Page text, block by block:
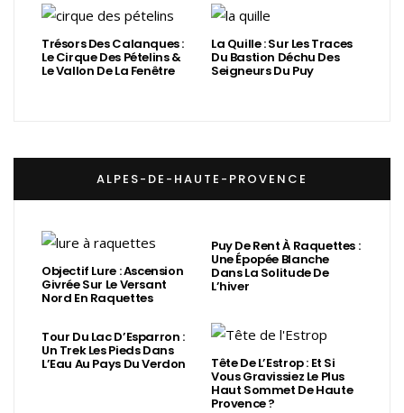
Trésors Des Calanques :
Le Cirque Des Pételins &
Le Vallon De La Fenêtre
La Quille : Sur Les Traces
Du Bastion Déchu Des
Seigneurs Du Puy
ALPES-DE-HAUTE-PROVENCE
Objectif Lure : Ascension
Givrée Sur Le Versant
Nord En Raquettes
Puy De Rent À Raquettes :
Une Épopée Blanche
Dans La Solitude De
L’hiver
Tour Du Lac D’Esparron :
Un Trek Les Pieds Dans
L’Eau Au Pays Du Verdon Tête De L’Estrop : Et Si
Vous Gravissiez Le Plus
Haut Sommet De Haute
Provence ?